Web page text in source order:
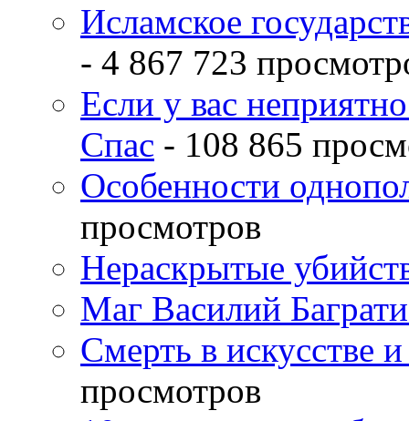
Исламское
- 4 867 723
Если у вас
Спас - 108 865
Особенности
просмотров
Нераскрытые
Маг Василий
Смерть в искусстве
просмотров